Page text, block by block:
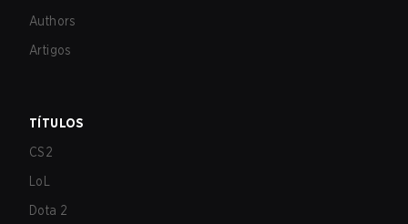
Authors
Artigos
TÍTULOS
CS2
LoL
Dota 2